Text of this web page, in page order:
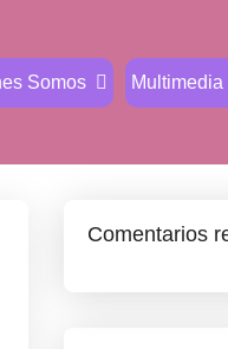
Somos Multimedia
Comentarios